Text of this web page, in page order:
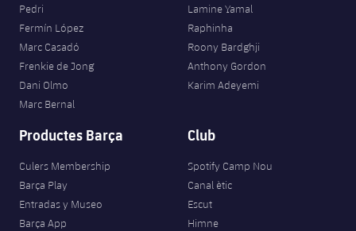
Pedri
Fermín López
Marc Casadó
Frenkie de Jong
Dani Olmo
Marc Bernal
Lamine Yamal
Raphinha
Roony Bardghji
Anthony Gordon
Karim Adeyemi
Productes Barça
Culers Membership
Barça Play
Entradas y Museo
Barça App
Club
Spotify Camp Nou
Canal ètic
Escut
Himne